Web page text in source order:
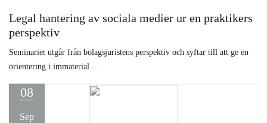
Legal hantering av sociala medier ur en praktikers
perspektiv
Seminariet utgår från bolagsjuristens perspektiv och syftar till att ge en
orientering i immaterial ...
08
Sep